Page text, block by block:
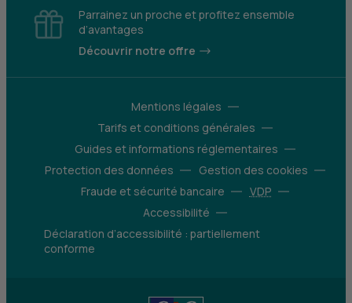
Parrainez un proche et profitez ensemble
d’avantages
Découvrir notre offre
Mentions légales
Tarifs et conditions générales
Guides et informations réglementaires
Protection des données
Gestion des cookies
Fraude et sécurité bancaire
VDP
Accessibilité
Déclaration d’accessibilité : partiellement
conforme